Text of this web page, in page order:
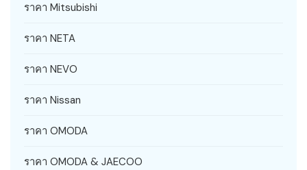
ราคา Mitsubishi
ราคา NETA
ราคา NEVO
ราคา Nissan
ราคา OMODA
ราคา OMODA & JAECOO